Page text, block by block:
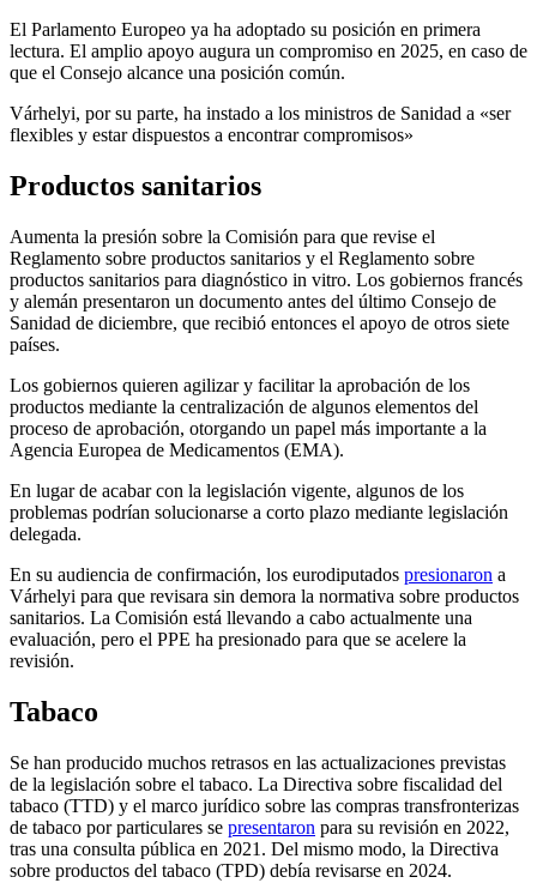
El Parlamento Europeo ya ha adoptado su posición en primera
lectura. El amplio apoyo augura un compromiso en 2025, en caso de
que el Consejo alcance una posición común.
Várhelyi, por su parte, ha instado a los ministros de Sanidad a «ser
flexibles y estar dispuestos a encontrar compromisos»
Productos sanitarios
Aumenta la presión sobre la Comisión para que revise el
Reglamento sobre productos sanitarios y el Reglamento sobre
productos sanitarios para diagnóstico in vitro. Los gobiernos francés
y alemán presentaron un documento antes del último Consejo de
Sanidad de diciembre, que recibió entonces el apoyo de otros siete
países.
Los gobiernos quieren agilizar y facilitar la aprobación de los
productos mediante la centralización de algunos elementos del
proceso de aprobación, otorgando un papel más importante a la
Agencia Europea de Medicamentos (EMA).
En lugar de acabar con la legislación vigente, algunos de los
problemas podrían solucionarse a corto plazo mediante legislación
delegada.
En su audiencia de confirmación, los eurodiputados presionaron a
Várhelyi para que revisara sin demora la normativa sobre productos
sanitarios. La Comisión está llevando a cabo actualmente una
evaluación, pero el PPE ha presionado para que se acelere la
revisión.
Tabaco
Se han producido muchos retrasos en las actualizaciones previstas
de la legislación sobre el tabaco. La Directiva sobre fiscalidad del
tabaco (TTD) y el marco jurídico sobre las compras transfronterizas
de tabaco por particulares se presentaron para su revisión en 2022,
tras una consulta pública en 2021. Del mismo modo, la Directiva
sobre productos del tabaco (TPD) debía revisarse en 2024.